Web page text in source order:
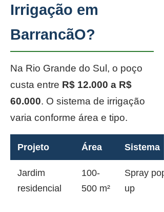
Irrigação em
BarrancãO?
Na Rio Grande do Sul, o poço
custa entre R$ 12.000 a R$
60.000. O sistema de irrigação
varia conforme área e tipo.
Projeto Área Sistema
Jardim
residencial
100-
500 m²
Spray pop-
up